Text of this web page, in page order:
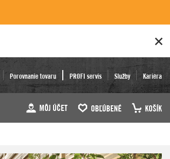
Porovnanie tovaru PROFI servis Služby Kariéra
MÔJ ÚČET OBĽÚBENÉ KOŠÍK